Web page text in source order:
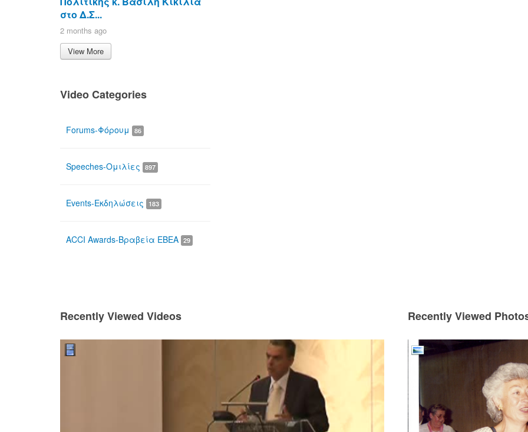
στο Δ.Σ...
2 months ago
View More
Video Categories
Forums-Φόρουμ 86
Speeches-Ομιλίες 897
Events-Εκδηλώσεις 183
ACCI Awards-Βραβεία ΕΒΕΑ 29
Recently Viewed Videos Recently Viewed